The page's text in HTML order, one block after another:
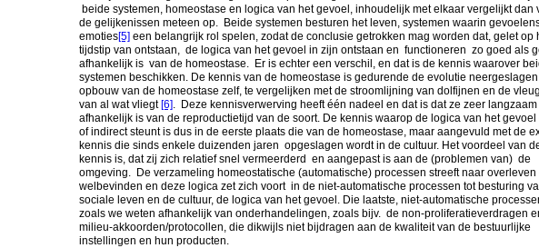
beide systemen, homeostase en logica van het gevoel, inhoudelijk met elkaar vergelijkt dan
de gelijkenissen meteen op. Beide systemen besturen het leven, systemen waarin
emoties[5]een belangrijk rol spelen, zodat de conclusie getrokken mag worden dat, gelet op
tijdstip van ontstaan, de logica van het gevoel in zijn ontstaan en functioneren zo goed als
afhankelijk is van de homeostase. Er is echter een verschil, en dat is de kennis waarover
systemen beschikken. De kennis van de homeostase is gedurende de evolutie
opbouw van de homeostase zelf, te vergelijken met de stroomlijning van dolfijnen en de
van al wat vliegt[6]. Deze kennisverwerving heeft één nadeel en dat is dat ze zeer langzaam
afhankelijk is van de reproductietijd van de soort. De kennis waarop de logica van het gevoel
of indirect steunt is dus in de eerste plaats die van de homeostase, maar aangevuld met de
kennis die sinds enkele duizenden jaren opgeslagen wordt in de cultuur. Het voordeel van
kennis is, dat zij zich relatief snel vermeerderd en aangepast is aan de (problemen van) de
omgeving. De verzameling homeostatische (automatische) processen streeft naar overleven
welbevinden en deze logica zet zich voort in de niet-automatische processen tot besturing
sociale leven en de cultuur, de logica van het gevoel. Die laatste, niet-automatische
zoals we weten afhankelijk van onderhandelingen, zoals bijv. de non-proliferatieverdragen
milieu-akkoorden/protocollen, die dikwijls niet bijdragen aan de kwaliteit van de bestuurlijke
instellingen en hun producten.